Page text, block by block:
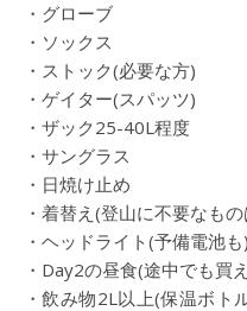
・グローブ
・ソックス
・ストック(必要な方)
・ゲイター(スパッツ)
・ザック25-40L程度
・サングラス
・日焼け止め
・着替え(登山に不要なも
・ヘッドライト(予備電池も)
・Day2の昼食(途中でも買
・飲み物2L以上(保温ボト